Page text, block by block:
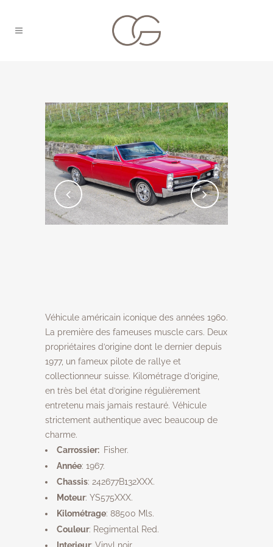
Véhicule américain iconique des années 1960.
La première des fameuses muscle cars. Deux
propriétaires d’origine dont le dernier depuis
1977, un fameux pilote de rallye et
collectionneur suisse. Kilométrage d’origine,
en très bel état d’origine régulièrement
entretenu mais jamais restauré. Véhicule
strictement authentique avec beaucoup de
charme.
Carrossier: Fisher.
Année: 1967.
Chassis: 242677B132XXX.
Moteur: YS575XXX.
Kilométrage: 88500 Mls.
Couleur: Regimental Red.